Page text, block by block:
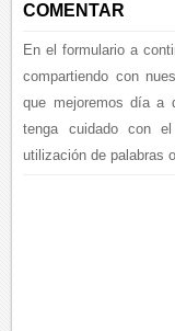
COMENTAR
En el formulario a
compartiendo con
que mejoremos día a
tenga cuidado con
utilización de palabras